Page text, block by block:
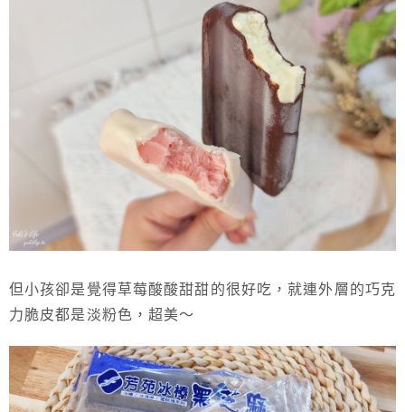
但小孩卻是覺得草莓酸酸甜甜的很好吃，就連外層的巧克
力脆皮都是淡粉色，超美～